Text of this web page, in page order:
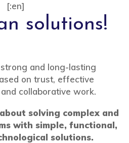
[:en]
solutions!
and long-lasting
on trust, effective
collaborative work.
solving complex and
with simple, functional,
solutions.